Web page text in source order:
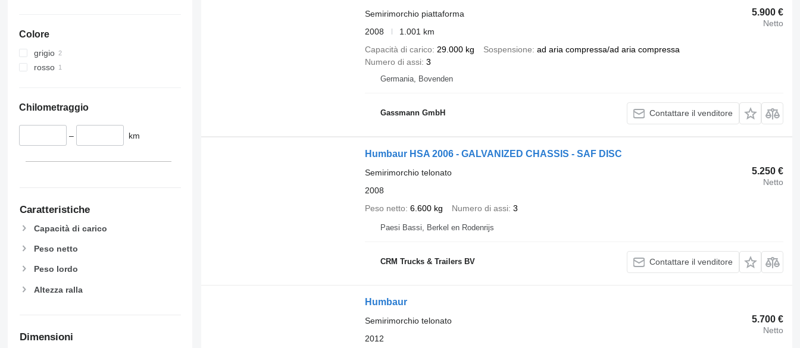
Colore
grigio
rosso
Chilometraggio
– km
Caratteristiche
Capacità di carico
Peso netto
Peso lordo
Altezza ralla
Dimensioni
5.900 €
Netto
Semirimorchio piattaforma
2008
1.001 km
Capacità di carico
29.000 kg Sospensione ad aria compressa/ad aria compressa
Numero di assi 3
Germania, Bovenden
Gassmann GmbH Contattare il venditore
Humbaur HSA 2006 - GALVANIZED CHASSIS - SAF DISC
5.250 €
Netto
Semirimorchio telonato
2008
Peso netto 6.600 kg Numero di assi 3
Paesi Bassi, Berkel en Rodenrijs
CRM Trucks & Trailers BV Contattare il venditore
Humbaur
5.700 €
Netto
Semirimorchio telonato
2012